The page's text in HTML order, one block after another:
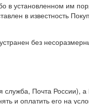
в установленном им
в известность
без
Почта России),
и оплатить его на